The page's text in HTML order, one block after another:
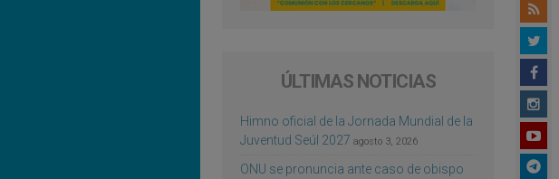
ÚLTIMAS NOTICIAS
Himno oficial de la Jornada Mundial de la
Juventud Seúl 2027 agosto 3, 2026
ONU se pronuncia ante caso de obispo